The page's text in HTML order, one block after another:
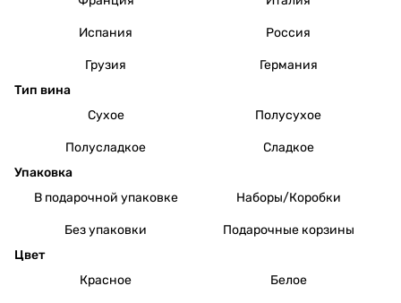
Испания Россия
Грузия
Германия
Тип вина
Сухое
Полусухое
Полусладкое
Сладкое
Упаковка
В подарочной упаковке
Наборы/Коробки
Без упаковки
Подарочные корзины
Цвет
Красное
Белое